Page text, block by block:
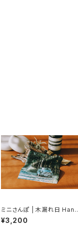
ミニさんぽ | 木漏れ日 Hand
kerchief Towel (Classic
MINI / Rover MINI)
¥3,200